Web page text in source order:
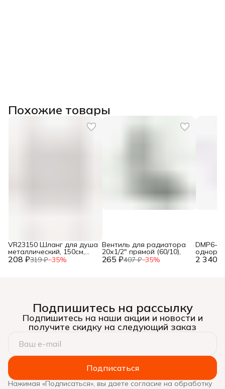
Похожие товары
208 ₽319 ₽−35%
VR23150 Шланг для душа
металлический, 150см,
упак. блистер ТМ "VIEIR" 265 ₽407 ₽−35%
Вентиль для радиатора
20х1/2" прямой (60/10),
2 340 ₽
DMP6-
ванны
Подпишитесь на рассылку
Подпишитесь на наши акции и новости и
получите скидку на следующий заказ
Подписаться
Нажимая «Подписаться», вы даете согласие на обработку